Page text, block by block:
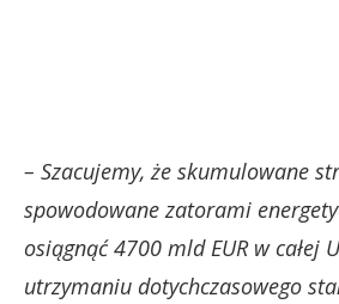
– Szacujemy, że skumulowane
spowodowane zatorami
osiągnąć 4700 mld EUR w całej
utrzymaniu dotychczasowego